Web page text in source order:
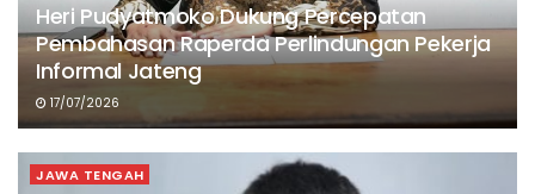
Heri Pudyatmoko Dukung Percepatan
Pembahasan Raperda Perlindungan Pekerja
Informal Jateng
17/07/2026
JAWA TENGAH